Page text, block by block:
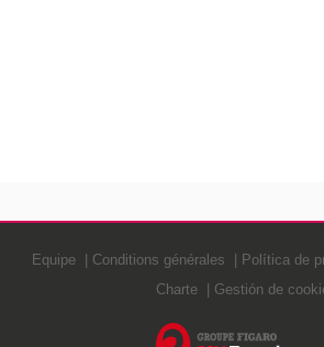
Equipe Conditions générales Política de
Charte
Gestión de